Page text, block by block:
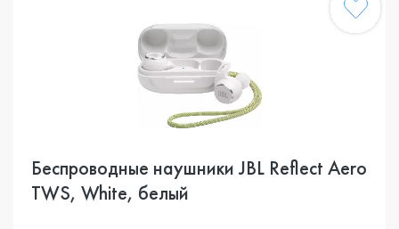
Беспроводные наушники JBL Reflect Aero
TWS, White, белый